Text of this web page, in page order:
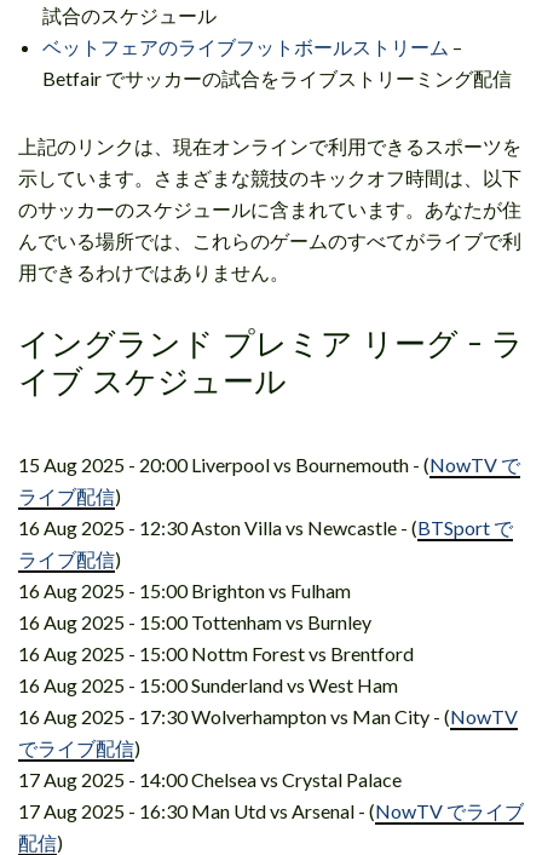
試合のスケジュール
ベットフェアのライブフットボールストリーム –
Betfair でサッカーの試合をライブストリーミング配信
上記のリンクは、現在オンラインで利用できるスポーツを
示しています。さまざまな競技のキックオフ時間は、以下
のサッカーのスケジュールに含まれています。あなたが住
んでいる場所では、これらのゲームのすべてがライブで利
用できるわけではありません。
イングランド プレミア リーグ - ラ
イブ スケジュール
15 Aug 2025 - 20:00 Liverpool vs Bournemouth - (NowTV で
ライブ配信)
16 Aug 2025 - 12:30 Aston Villa vs Newcastle - (BTSport で
ライブ配信)
16 Aug 2025 - 15:00 Brighton vs Fulham
16 Aug 2025 - 15:00 Tottenham vs Burnley
16 Aug 2025 - 15:00 Nottm Forest vs Brentford
16 Aug 2025 - 15:00 Sunderland vs West Ham
16 Aug 2025 - 17:30 Wolverhampton vs Man City - (NowTV
でライブ配信)
17 Aug 2025 - 14:00 Chelsea vs Crystal Palace
17 Aug 2025 - 16:30 Man Utd vs Arsenal - (NowTV でライブ
配信)